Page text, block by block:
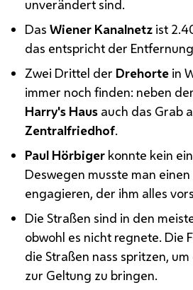
unverändert sind.
DasWiener Kanalnetz ist
das entspricht der
Zwei Drittel der Drehorte in
immer noch finden: neben
Harry's Haus auch das Grab
Zentralfriedhof.
Paul Hörbiger konnte kein
Deswegen musste man
engagieren, der ihm alles
Die Straßen sind in den
obwohl es nicht regnete. Die
die Straßen nass spritzen,
zur Geltung zu bringen.